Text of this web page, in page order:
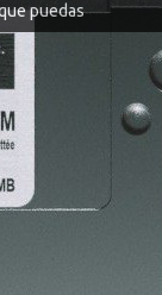
puedas